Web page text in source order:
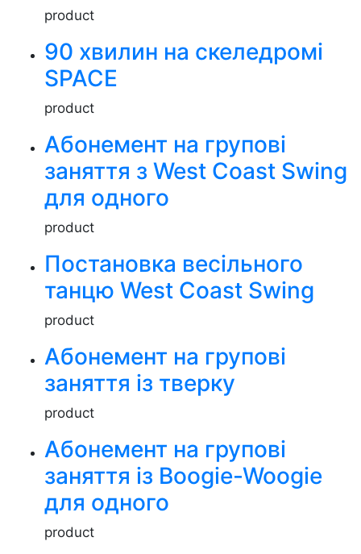
product
90 хвилин на скеледромі
SPACE
product
Абонемент на групові
заняття з West Coast Swing
для одного
product
Постановка весільного
танцю West Coast Swing
product
Абонемент на групові
заняття із тверку
product
Абонемент на групові
заняття із Boogie-Woogie
для одного
product